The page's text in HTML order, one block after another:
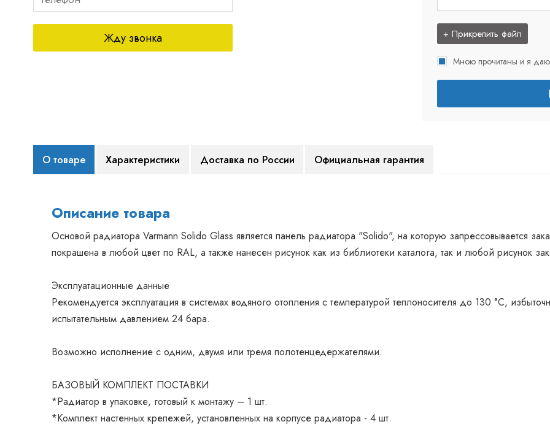
Жду звонка + Прикрепить файл
Мною прочитаны и я
О товаре Характеристики Доставка по России Официальная гарантия
Описание товара
Основой радиатора Varmann Solido Glass является панель радиатора "Solido", на которую запрессовывается
покрашена в любой цвет по RAL, а также нанесен рисунок как из библиотеки каталога, так и любой рисунок
Эксплуатационные данные
Рекомендуется эксплуатация в системах водяного отопления с температурой теплоносителя до 130 °С,
испытательным давлением 24 бара.
Возможно исполнение с одним, двумя или тремя полотенцедержателями.
БАЗОВЫЙ КОМПЛЕКТ ПОСТАВКИ
*Радиатор в упаковке, готовый к монтажу – 1 шт.
*Комплект настенных крепежей, установленных на корпусе радиатора - 4 шт.